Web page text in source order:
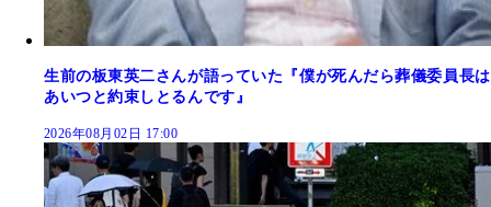
生前の板東英二さんが語っていた『僕が死んだら葬儀委員長は
あいつと約束しとるんです』
2026年08月02日 17:00